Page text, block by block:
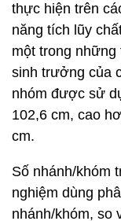
thực hiện trên
năng tích lũy
một trong
sinh trưởng của
nhóm được sử
102,6 cm, cao
cm.
Số nhánh/khóm
nghiệm dùng
nhánh/khóm, so